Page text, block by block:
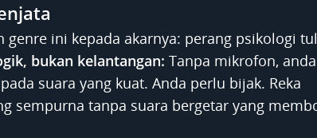
genre ini kepada akarnya: perang psikologi
bukan kelantangan: Tanpa mikrofon,
suara yang kuat. Anda perlu bijak. Reka
sempurna tanpa suara bergetar yang